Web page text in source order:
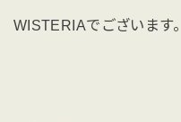
WISTERIAでございます。